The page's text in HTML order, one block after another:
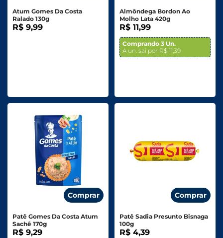
Atum Gomes Da Costa
Ralado 130g
R$ 9,99
Almôndega Bordon Ao
Molho Lata 420g
R$ 11,99
Comprando 3 Un.
A un. sai por R$ 11,39
Comprar
Patê Gomes Da Costa Atum
Sachê 170g
R$ 9,29
Comprar
Patê Sadia Presunto Bisnaga
100g
R$ 4,39